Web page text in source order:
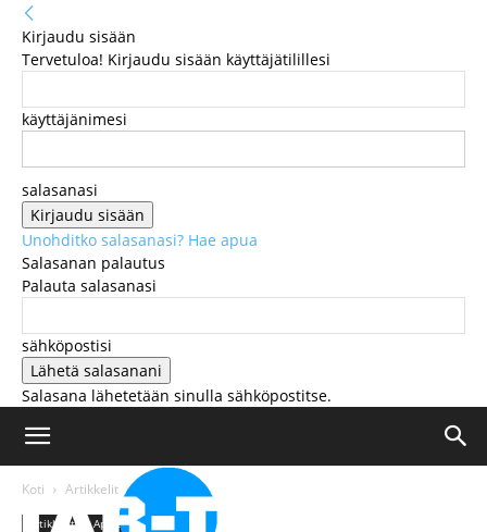
Kirjaudu sisään
Tervetuloa! Kirjaudu sisään käyttäjätilillesi
käyttäjänimesi
salasanasi
Unohditko salasanasi? Hae apua
Salasanan palautus
Palauta salasanasi
sähköpostisi
Salasana lähetetään sinulla sähköpostitse.
Koti Artikkelit
Artikkelit Apple